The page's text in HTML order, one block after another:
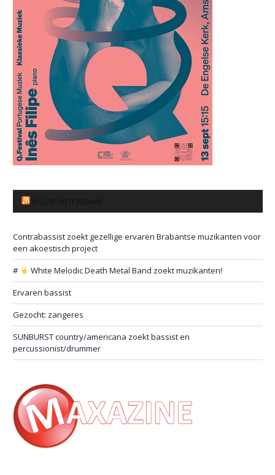
Contrabassist zoekt gezellige ervaren Brabantse muzikanten voor
een akoestisch project
#
White Melodic Death Metal Band zoekt muzikanten!
Ervaren bassist
Gezocht: zangeres
SUNBURST country/americana zoekt bassist en
percussionist/drummer